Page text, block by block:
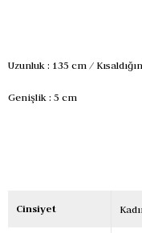
Uzunluk : 135 cm /
Genişlik : 5 cm
Cinsiyet